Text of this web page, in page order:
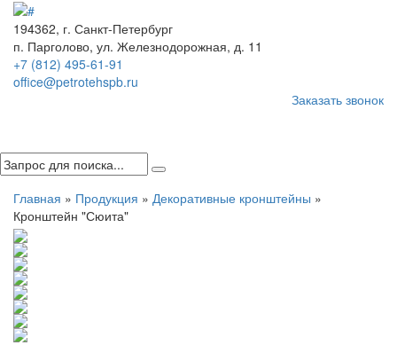
194362, г. Санкт-Петербург
п. Парголово, ул. Железнодорожная, д. 11
+7 (812) 495-61-91
office@petrotehspb.ru
Заказать звонок
Главная » Продукция » Декоративные кронштейны »
Кронштейн "Сюита"